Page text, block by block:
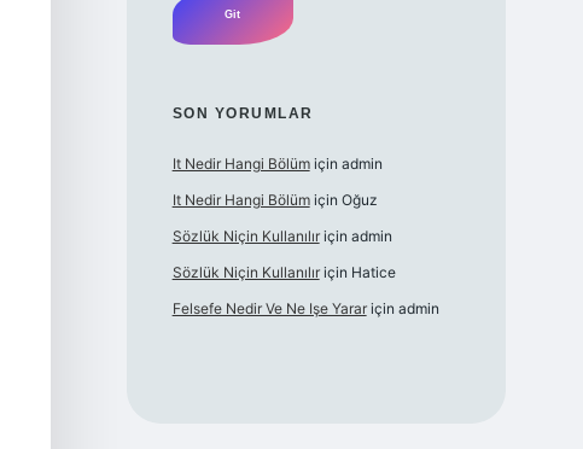
SON YORUMLAR
It Nedir Hangi Bölümiçin admin
It Nedir Hangi Bölümiçin Oğuz
Sözlük Niçin Kullanılıriçin admin
Sözlük Niçin Kullanılıriçin Hatice
Felsefe Nedir Ve Ne Işe Yarariçin admin